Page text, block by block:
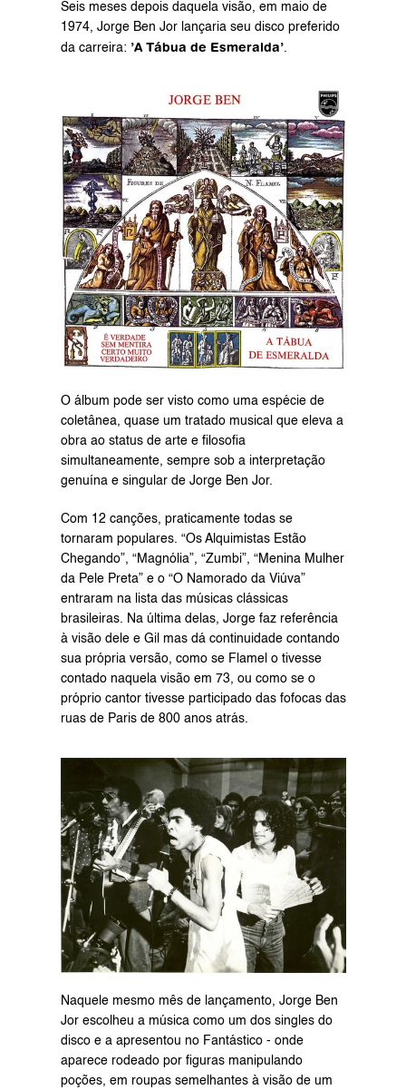
Seis meses depois daquela visão, em maio de
1974, Jorge Ben Jor lançaria seu disco preferido
da carreira: ’A Tábua de Esmeralda’.
O álbum pode ser visto como uma espécie de
coletânea, quase um tratado musical que eleva a
obra ao status de arte e filosofia
simultaneamente, sempre sob a interpretação
genuína e singular de Jorge Ben Jor.
Com 12 canções, praticamente todas se
tornaram populares. “Os Alquimistas Estão
Chegando”, “Magnólia”, “Zumbi”, “Menina Mulher
da Pele Preta” e o “O Namorado da Viúva”
entraram na lista das músicas clássicas
brasileiras. Na última delas, Jorge faz referência
à visão dele e Gil mas dá continuidade contando
sua própria versão, como se Flamel o tivesse
contado naquela visão em 73, ou como se o
próprio cantor tivesse participado das fofocas das
ruas de Paris de 800 anos atrás.
Naquele mesmo mês de lançamento, Jorge Ben
Jor escolheu a música como um dos singles do
disco e a apresentou no Fantástico - onde
aparece rodeado por figuras manipulando
poções, em roupas semelhantes à visão de um